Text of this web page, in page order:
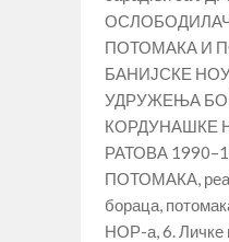
ПОТОМАКА И
БАНИЈСКЕ
УДРУЖЕЊА
КОРДУНАШКЕ
РАТОВА
ПОТОМАКА,
бораца,
НОР-а, 6. Личке